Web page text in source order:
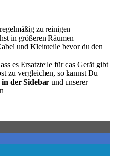
zu reinigen
in größeren Räumen
und Kleinteile bevor du den
es Ersatzteile für das Gerät gibt
zu vergleichen, so kannst Du
in der Sidebar und unserer